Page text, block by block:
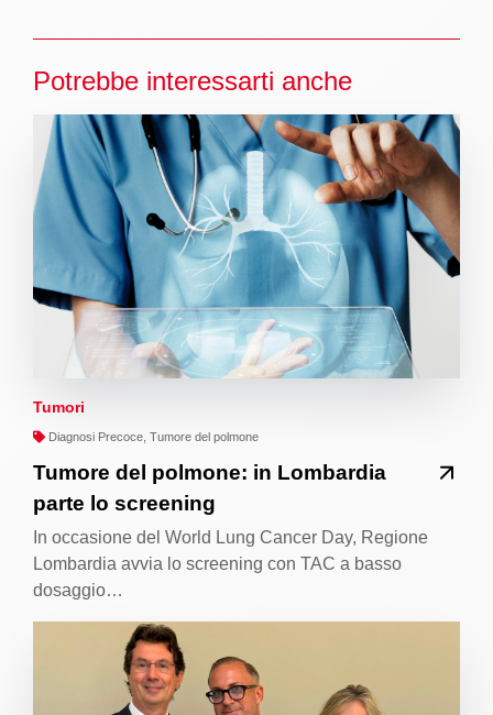
Potrebbe interessarti anche
Tumori
Diagnosi Precoce, Tumore del polmone
Tumore del polmone: in Lombardia
parte lo screening
In occasione del World Lung Cancer Day, Regione
Lombardia avvia lo screening con TAC a basso
dosaggio…